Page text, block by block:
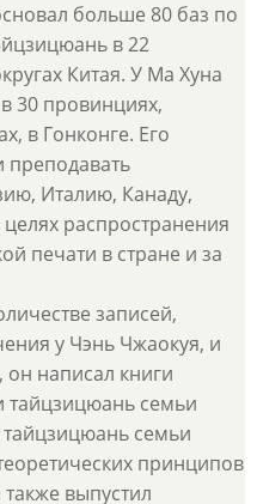
больше 80 баз по
в 22
Китая. У Ма Хуна
30 провинциях,
в Гонконге. Его
преподавать
Италию, Канаду,
распространения
печати в стране и за
записей,
у Чэнь Чжаокуя, и
написал книги
тайцзицюань семьи
семьи
принципов
выпустил